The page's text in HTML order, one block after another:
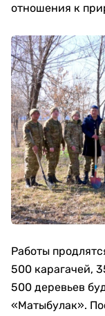
отношения к
Работы
500 карагачей,
500 деревьев
«Матыбулак».